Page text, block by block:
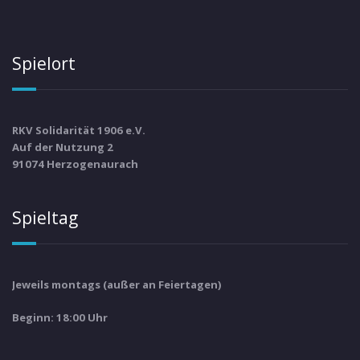
Spielort
RKV Solidarität 1906 e.V.
Auf der Nutzung 2
91074 Herzogenaurach
Spieltag
Jeweils montags (außer an Feiertagen)
Beginn: 18:00 Uhr